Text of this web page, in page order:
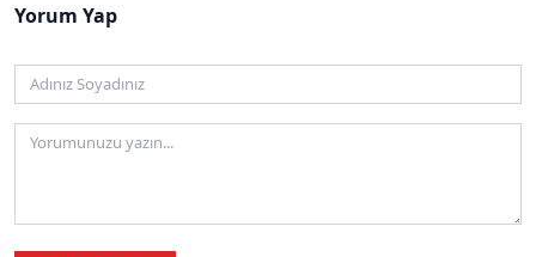
Yorum Yap